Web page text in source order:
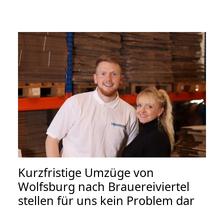
Kurzfristige Umzüge von
Wolfsburg nach Brauereiviertel
stellen für uns kein Problem dar